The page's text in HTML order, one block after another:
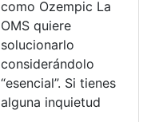
como Ozempic La
OMS quiere
solucionarlo
considerándolo
“esencial”. Si tienes
alguna inquietud